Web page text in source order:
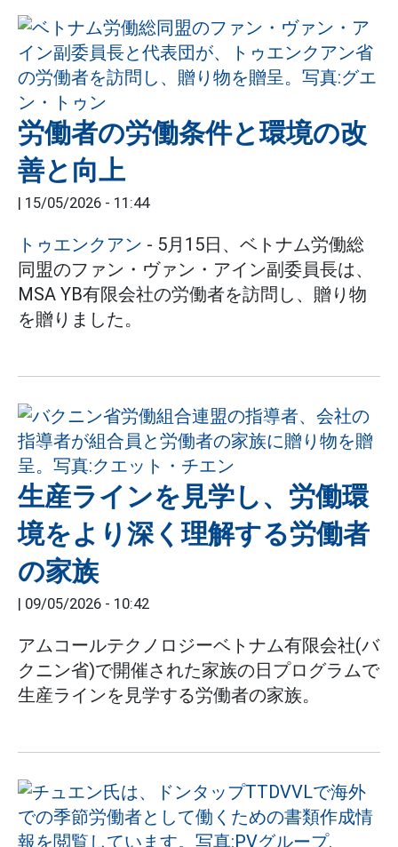
労働者の労働条件と環境の改
善と向上
| 15/05/2026 - 11:44
トゥエンクアン - 5月15日、ベトナム労働総
同盟のファン・ヴァン・アイン副委員長は、
MSA YB有限会社の労働者を訪問し、贈り物
を贈りました。
生産ラインを見学し、労働環
境をより深く理解する労働者
の家族
| 09/05/2026 - 10:42
アムコールテクノロジーベトナム有限会社(バ
クニン省)で開催された家族の日プログラムで
生産ラインを見学する労働者の家族。